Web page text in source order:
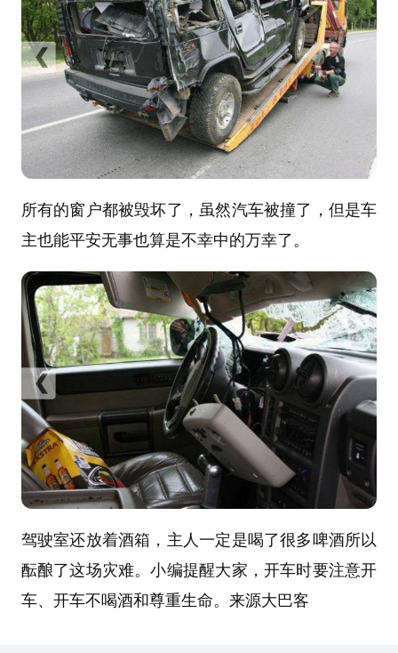
所有的窗户都被毁坏了，虽然汽车被撞了，但是车
主也能平安无事也算是不幸中的万幸了。
驾驶室还放着酒箱，主人一定是喝了很多啤酒所以
酝酿了这场灾难。小编提醒大家，开车时要注意开
车、开车不喝酒和尊重生命。来源大巴客